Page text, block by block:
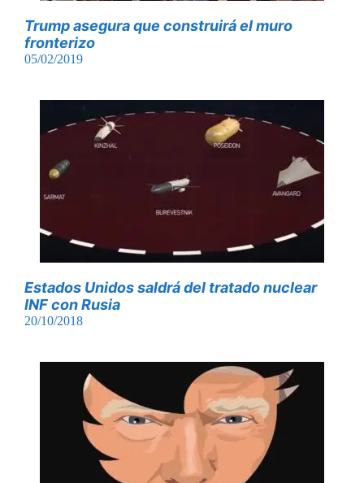
Trump asegura que construirá el muro
fronterizo
05/02/2019
Estados Unidos saldrá del tratado nuclear
INF con Rusia
20/10/2018